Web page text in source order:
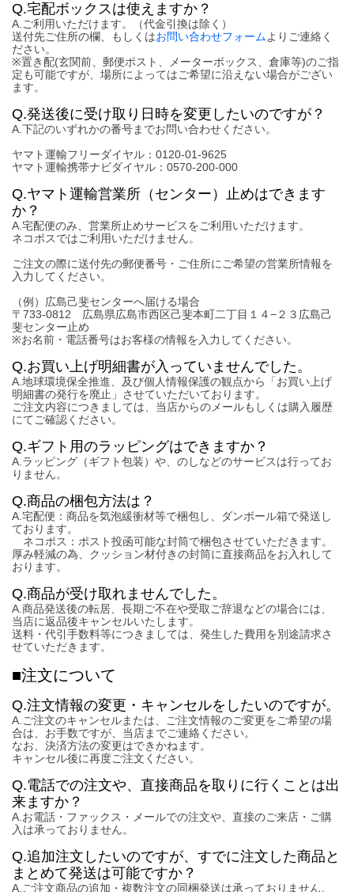
Q.宅配ボックスは使えますか？
A.ご利用いただけます。（代金引換は除く）
送付先ご住所の欄、もしくはお問い合わせフォームよりご連絡く
ださい。
※置き配(玄関前、郵便ポスト、メーターボックス、倉庫等)のご指
定も可能ですが、場所によってはご希望に沿えない場合がござい
ます。
Q.発送後に受け取り日時を変更したいのですが？
A.下記のいずれかの番号までお問い合わせください。
ヤマト運輸フリーダイヤル：0120-01-9625
ヤマト運輸携帯ナビダイヤル：0570-200-000
Q.ヤマト運輸営業所（センター）止めはできます
か？
A.宅配便のみ、営業所止めサービスをご利用いただけます。
ネコポスではご利用いただけません。
ご注文の際に送付先の郵便番号・ご住所にご希望の営業所情報を
入力してください。
（例）広島己斐センターへ届ける場合
〒733-0812 広島県広島市西区己斐本町二丁目１４−２３広島己
斐センター止め
※お名前・電話番号はお客様の情報を入力してください。
Q.お買い上げ明細書が入っていませんでした。
A.地球環境保全推進、及び個人情報保護の観点から「お買い上げ
明細書の発行を廃止」させていただいております。
ご注文内容につきましては、当店からのメールもしくは購入履歴
にてご確認ください。
Q.ギフト用のラッピングはできますか？
A.ラッピング（ギフト包装）や、のしなどのサービスは行ってお
りません。
Q.商品の梱包方法は？
A.宅配便：商品を気泡緩衝材等で梱包し、ダンボール箱で発送し
ております。
ネコポス：ポスト投函可能な封筒で梱包させていただきます。
厚み軽減の為、クッション材付きの封筒に直接商品をお入れして
おります。
Q.商品が受け取れませんでした。
A.商品発送後の転居、長期ご不在や受取ご辞退などの場合には、
当店に返品後キャンセルいたします。
送料・代引手数料等につきましては、発生した費用を別途請求さ
せていただきます。
■注文について
Q.注文情報の変更・キャンセルをしたいのですが。
A.ご注文のキャンセルまたは、ご注文情報のご変更をご希望の場
合は、お手数ですが、当店までご連絡ください。
なお、決済方法の変更はできかねます。
キャンセル後に再度ご注文ください。
Q.電話での注文や、直接商品を取りに行くことは出
来ますか？
A.お電話・ファックス・メールでの注文や、直接のご来店・ご購
入は承っておりません。
Q.追加注文したいのですが、すでに注文した商品と
まとめて発送は可能ですか？
A.ご注文商品の追加・複数注文の同梱発送は承っておりません。